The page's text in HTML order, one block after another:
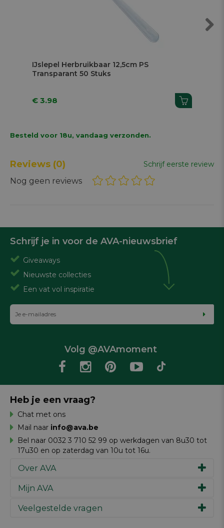
IJslepel Herbruikbaar 12,5cm PS
Transparant 50 Stuks
€ 3.98
Besteld voor 18u, vandaag verzonden.
Reviews (0) Schrijf eerste review
Nog geen reviews
Schrijf je in voor de AVA-nieuwsbrief
Giveaways
Nieuwste collecties
Een vat vol inspiratie
Volg @AVAmoment
Over AVA
Ons verhaal
Werken bij AVA
Mijn AVA
Inspiratie
Veelgestelde vragen
Heb je een vraag?
Chat met ons
Mail naar info@ava.be
Bel naar 0032 3 710 52 99 op werkdagen van 8u30 tot
17u30 en op zaterdag van 10u tot 16u.